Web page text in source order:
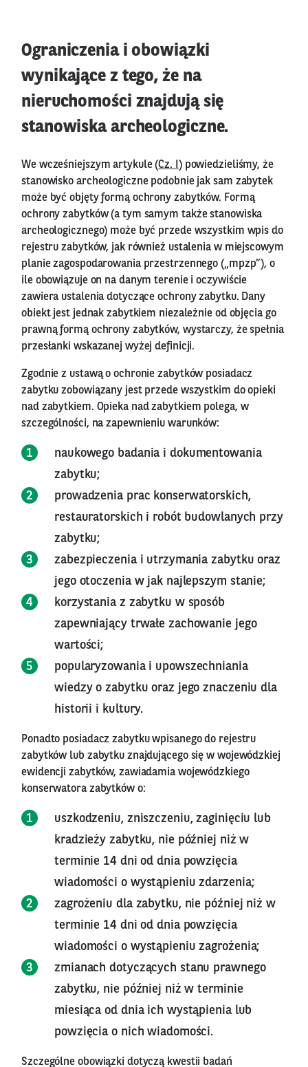
Ograniczenia i obowiązki
wynikające z tego, że na
nieruchomości znajdują się
stanowiska archeologiczne.
We wcześniejszym artykule (Cz. I ) powiedzieliśmy, że
stanowisko archeologiczne podobnie jak sam zabytek
może być objęty formą ochrony zabytków. Formą
ochrony zabytków (a tym samym także stanowiska
archeologicznego) może być przede wszystkim wpis do
rejestru zabytków, jak również ustalenia w miejscowym
planie zagospodarowania przestrzennego („mpzp”), o
ile obowiązuje on na danym terenie i oczywiście
zawiera ustalenia dotyczące ochrony zabytku. Dany
obiekt jest jednak zabytkiem niezależnie od objęcia go
prawną formą ochrony zabytków, wystarczy, że spełnia
przesłanki wskazanej wyżej definicji.
Zgodnie z ustawą o ochronie zabytków posiadacz
zabytku zobowiązany jest przede wszystkim do opieki
nad zabytkiem. Opieka nad zabytkiem polega, w
szczególności, na zapewnieniu warunków:
naukowego badania i dokumentowania
zabytku;
prowadzenia prac konserwatorskich,
restauratorskich i robót budowlanych przy
zabytku;
zabezpieczenia i utrzymania zabytku oraz
jego otoczenia w jak najlepszym stanie;
korzystania z zabytku w sposób
zapewniający trwałe zachowanie jego
wartości;
popularyzowania i upowszechniania
wiedzy o zabytku oraz jego znaczeniu dla
historii i kultury.
Ponadto posiadacz zabytku wpisanego do rejestru
zabytków lub zabytku znajdującego się w wojewódzkiej
ewidencji zabytków, zawiadamia wojewódzkiego
konserwatora zabytków o:
uszkodzeniu, zniszczeniu, zaginięciu lub
kradzieży zabytku, nie później niż w
terminie 14 dni od dnia powzięcia
wiadomości o wystąpieniu zdarzenia;
zagrożeniu dla zabytku, nie później niż w
terminie 14 dni od dnia powzięcia
wiadomości o wystąpieniu zagrożenia;
zmianach dotyczących stanu prawnego
zabytku, nie później niż w terminie
miesiąca od dnia ich wystąpienia lub
powzięcia o nich wiadomości.
Szczególne obowiązki dotyczą kwestii badań